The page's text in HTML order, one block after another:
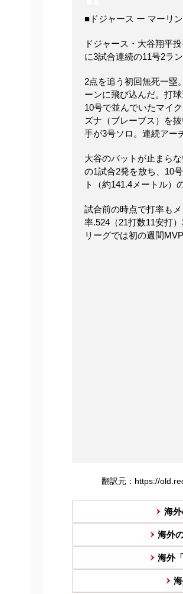
■ドジャース ー マーリ
ドジャース・大谷翔平
に3試合連続の11号2ラ
2点を追う初回無死一塁
ーンに飛び込んだ。打
10号で並んでいたマイ
ズナ（ブレーブス）を
手が3号ソロ。連続アー
大谷のバットが止まら
の1試合2発を放ち、10
ト（約141.4メートル）
試合前の時点で打率も
率.524（21打数11安打
リーグでは初の週間
翻訳元：https://
海
海外
海外